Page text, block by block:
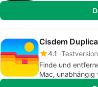
Cisdem
4.1 Testversion
Finde und
Mac, unabhängig